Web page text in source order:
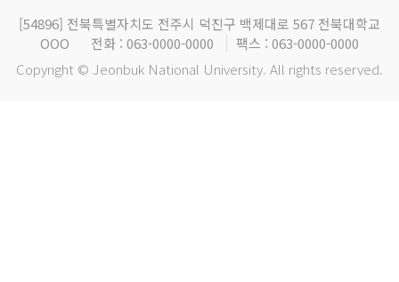
[54896] 전북특별자치도 전주시 덕진구 백제대로 567 전북대학교
OOO
전화 : 063-0000-0000
팩스 : 063-0000-0000
Copyright © Jeonbuk National University. All rights reserved.